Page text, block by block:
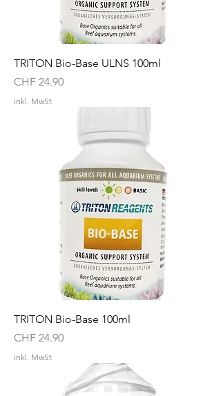
TRITON Bio-Base ULNS 100ml
Preis
CHF 24.90
inkl. MwSt
TRITON Bio-Base 100ml
Preis
CHF 24.90
inkl. MwSt